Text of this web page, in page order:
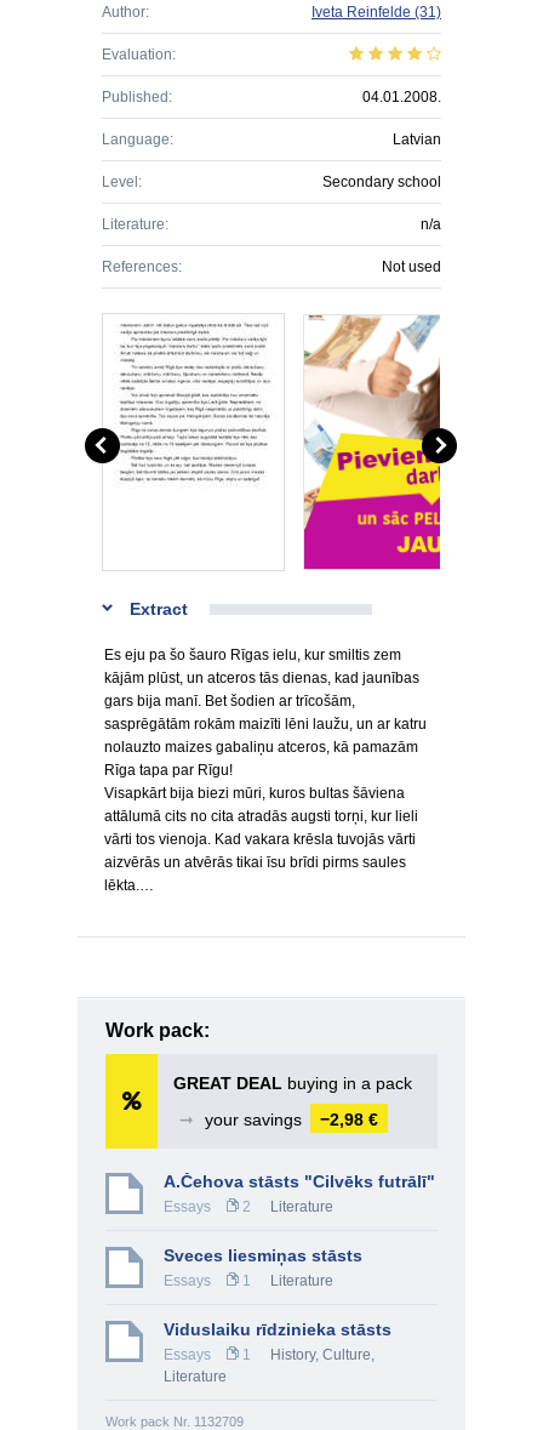
Author: Iveta Reinfelde (31)
Evaluation:
Published: 04.01.2008.
Language: Latvian
Level: Secondary school
Literature: n/a
References: Not used
Extract
Es eju pa šo šauro Rīgas ielu, kur smiltis zem
kājām plūst, un atceros tās dienas, kad jaunības
gars bija manī. Bet šodien ar trīcošām,
sasprēgātām rokām maizīti lēni laužu, un ar katru
nolauzto maizes gabaliņu atceros, kā pamazām
Rīga tapa par Rīgu!
Visapkārt bija biezi mūri, kuros bultas šāviena
attālumā cits no cita atradās augsti torņi, kur lieli
vārti tos vienoja. Kad vakara krēsla tuvojās vārti
aizvērās un atvērās tikai īsu brīdi pirms saules
lēkta.…
Work pack:
GREAT DEAL buying in a pack
➞
your savings −2,98 €
A.Čehova stāsts "Cilvēks futrālī"
Essays 2 Literature
Sveces liesmiņas stāsts
Essays 1 Literature
Viduslaiku rīdzinieka stāsts
Essays 1 History, Culture,
Literature
Work pack Nr. 1132709